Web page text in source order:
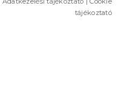
tájékoztató